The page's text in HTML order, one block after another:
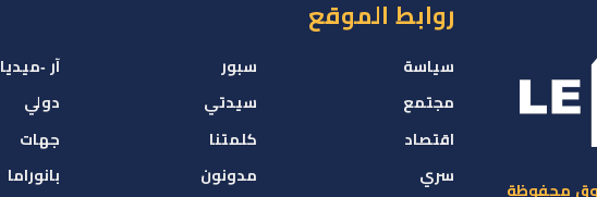
روابط الموقع
سياسة
مجتمع
اقتصاد
سري
سبور
سيدتي
كلمتنا
مدونون
آر -ميديا
دولي
جهات
بانوراما